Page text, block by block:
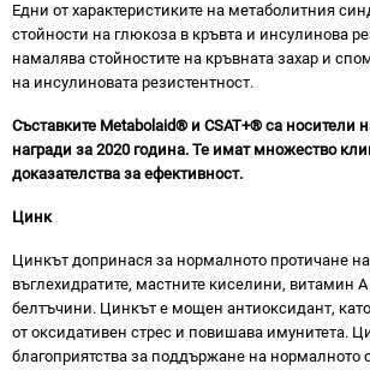
Едни от характеристиките на метаболитния
стойности на глюкоза в кръвта и инсулинова
намалява стойностите на кръвната захар и
на инсулиновата резистентност.
Съставките Metabolaid® и CSAT+® са носители
награди за 2020 година. Те имат множество
доказателства за ефективност.
Цинк
Цинкът допринася за нормалното протичане
въглехидратите, мастните киселини, витамин
белтъчини. Цинкът е мощен антиоксидант,
от оксидативен стрес и повишава имунитета.
благоприятства за поддържане на нормалното